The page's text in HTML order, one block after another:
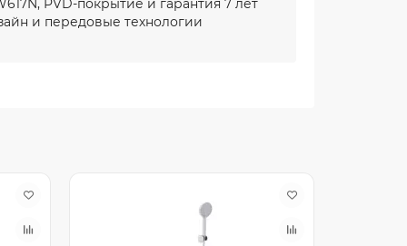
PVD-покрытие и гарантия 7 лет
и передовые технологии